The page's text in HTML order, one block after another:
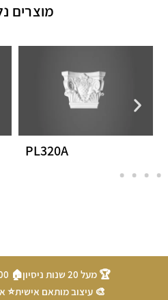
מוצרים
PL320A
🏆 מעל 20 שנות ניסיון
🏠 1,000 מ"ר אולם תצוגה
🎨 עיצוב מותאם אישית⭐